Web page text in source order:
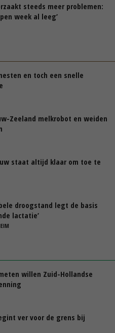
steeds meer problemen:
week al leeg’
en toch een snelle
Zeeland melkrobot en weiden
staat altijd klaar om toe te
droogstand legt de basis
lactatie’
willen Zuid-Hollandse
ver voor de grens bij